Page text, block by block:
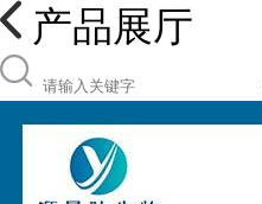
产品展厅